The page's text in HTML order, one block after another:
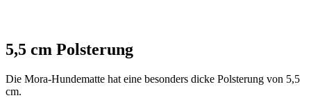
5,5 cm Polsterung
Die Mora-Hundematte hat eine besonders dicke Polsterung von 5,5
cm.